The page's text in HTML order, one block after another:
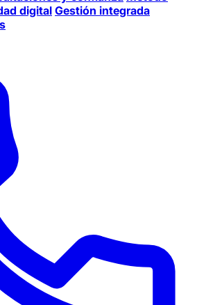
digital Gestión integrada